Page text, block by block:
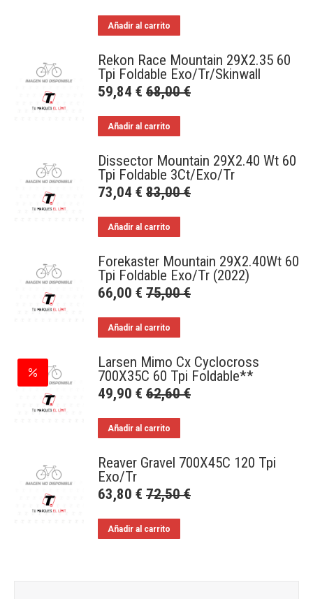
Añadir al carrito
Rekon Race Mountain 29X2.35 60
Tpi Foldable Exo/Tr/Skinwall
59,84 € 68,00€
Añadir al carrito
Dissector Mountain 29X2.40 Wt 60
Tpi Foldable 3Ct/Exo/Tr
73,04 € 83,00€
Añadir al carrito
Forekaster Mountain 29X2.40Wt 60
Tpi Foldable Exo/Tr (2022)
66,00 € 75,00€
Añadir al carrito
Larsen Mimo Cx Cyclocross
700X35C 60 Tpi Foldable**
49,90 € 62,60€
Añadir al carrito
Reaver Gravel 700X45C 120 Tpi
Exo/Tr
63,80 € 72,50€
Añadir al carrito